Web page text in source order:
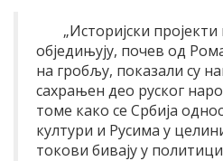
„Историјски пројекти
обједињују, почев од
на гробљу, показали су
сахрањен део руског
томе како се Србија
култури и Русима у
токови бивају у